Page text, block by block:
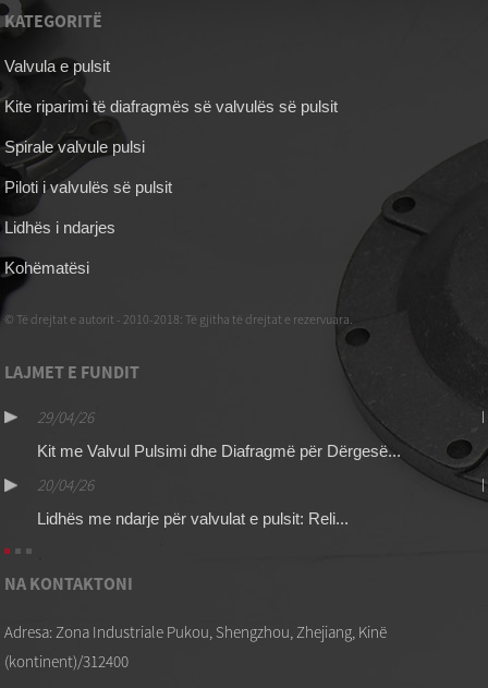
KATEGORITË
Valvula e pulsit
Kite riparimi të diafragmës së valvulës së pulsit
Spirale valvule pulsi
Piloti i valvulës së pulsit
Lidhës i ndarjes
Kohëmatësi
© Të drejtat e autorit - 2010-2018: Të gjitha të drejtat e rezervuara.
LAJMET E FUNDIT
29/04/26
Kit me Valvul Pulsimi dhe Diafragmë për Dërgesë...
20/04/26
Lidhës me ndarje për valvulat e pulsit: Reli...
NA KONTAKTONI
Adresa: Zona Industriale Pukou, Shengzhou, Zhejiang, Kinë
(kontinent)/312400